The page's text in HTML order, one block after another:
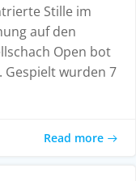
Stille im
auf den
Open bot
Gespielt wurden 7
Read more